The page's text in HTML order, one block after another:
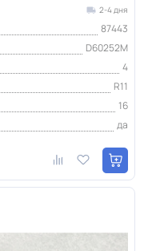
2-4 дня
87443
D60252M
4
R11
16
да